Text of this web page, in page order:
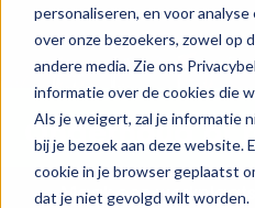
personaliseren, en voor
over onze bezoekers, zowel op
andere media. Zie ons
informatie over de cookies die
Als je weigert, zal je informatie
bij je bezoek aan deze website.
cookie in je browser geplaatst
dat je niet gevolgd wilt worden.
Onderhoud of
Maak een